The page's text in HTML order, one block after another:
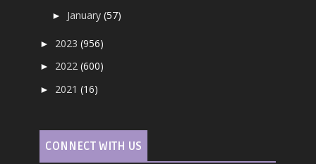
► January(57)
► 2023(956)
► 2022(600)
► 2021(16)
CONNECT WITH US